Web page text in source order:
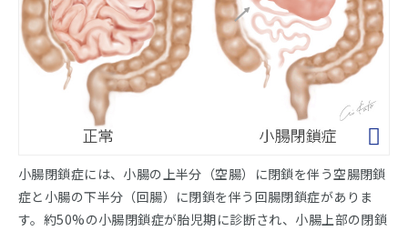
小腸閉鎖症には、小腸の上半分（空腸）に閉鎖を伴う空腸閉鎖
症と小腸の下半分（回腸）に閉鎖を伴う回腸閉鎖症がありま
す。約50%の小腸閉鎖症が胎児期に診断され、小腸上部の閉鎖